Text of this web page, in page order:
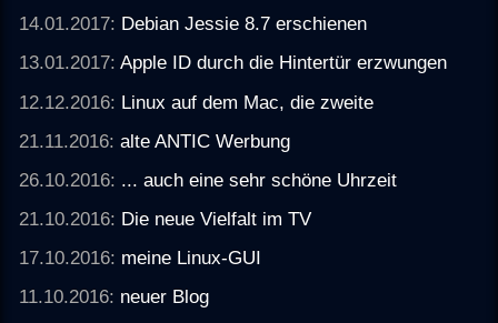
14.01.2017: Debian Jessie 8.7 erschienen
13.01.2017:Apple ID durch die Hintertür erzwungen
12.12.2016: Linux auf dem Mac, die zweite
21.11.2016:alte ANTIC Werbung
26.10.2016: ... auch eine sehr schöne Uhrzeit
21.10.2016: Die neue Vielfalt im TV
17.10.2016: meine Linux-GUI
11.10.2016: neuer Blog